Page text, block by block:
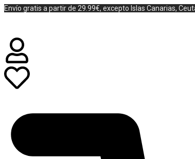
Envío gratis a partir de 29.99€, excepto Islas Canarias,